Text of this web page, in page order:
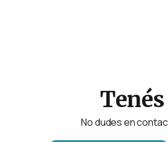
No dudes en